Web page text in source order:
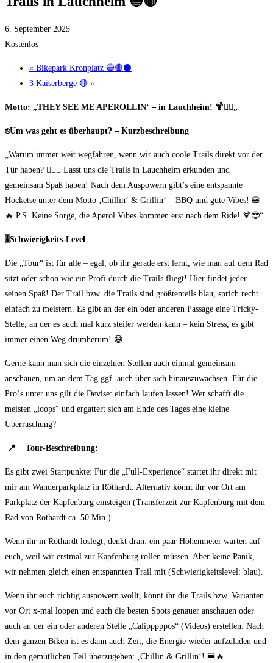
6. September 2025
Kostenlos
« Bikepark Kronplatz 🔵🔴⚫
3 Kaiserberge 🔴 »
Motto: „THEY SEE ME APEROLLIN‘ – in Lauchheim! 🍹🚴„
⎋Um was geht es überhaupt? – Kurzbeschreibung
„Warum immer weit wegfahren, wenn wir auch coole Trails direkt vor der
Tür haben? 🚴‍♂️✨ Lasst uns die Trails in Lauchheim erkunden und
gemeinsam Spaß haben! Nach dem Auspowern gibt’s eine entspannte
Hocketse unter dem Motto ‚Chillin‘ & Grillin‘ – BBQ und gute Vibes! 🍔
🔥 P.S. Keine Sorge, die Aperol Vibes kommen erst nach dem Ride! 🍹😎“
🎚️Schwierigkeits-Level
Die „Tour“ ist für alle – egal, ob ihr gerade erst lernt, wie man auf dem Rad
sitzt oder schon wie ein Profi durch die Trails fliegt! Hier findet jeder
seinen Spaß! Der Trail bzw. die Trails sind größtenteils blau, sprich recht
einfach zu meistern. Es gibt an der ein oder anderen Passage eine Tricky-
Stelle, an der es auch mal kurz steiler werden kann – kein Stress, es gibt
immer einen Weg drumherum! 😅
Gerne kann man sich die einzelnen Stellen auch einmal gemeinsam
anschauen, um an dem Tag ggf. auch über sich hinauszuwachsen. Für die
Pro`s unter uns gilt die Devise: einfach laufen lassen! Wer schafft die
meisten „loops“ und ergattert sich am Ende des Tages eine kleine
Überraschung?
📍 Tour-Beschreibung:
Es gibt zwei Startpunkte: Für die „Full-Experience“ startet ihr direkt mit
mir am Wanderparkplatz in Röthardt. Alternativ könnt ihr vor Ort am
Parkplatz der Kapfenburg einsteigen (Transferzeit zur Kapfenburg mit dem
Rad von Röthardt ca. 50 Min.)
Wenn ihr in Röthardt loslegt, denkt dran: ein paar Höhenmeter warten auf
euch, weil wir erstmal zur Kapfenburg rollen müssen. Aber keine Panik,
wir nehmen gleich einen entspannten Trail mit (Schwierigkeitslevel: blau).
Wenn ihr euch richtig auspowern wollt, könnt ihr die Trails bzw. Varianten
vor Ort x-mal loopen und euch die besten Spots genauer anschauen oder
auch an der ein oder anderen Stelle „Calipppppos“ (Videos) erstellen. Nach
dem ganzen Biken ist es dann auch Zeit, die Energie wieder aufzuladen und
in den gemütlichen Teil überzugehen: ‚Chillin & Grillin‘! 🍔🔥